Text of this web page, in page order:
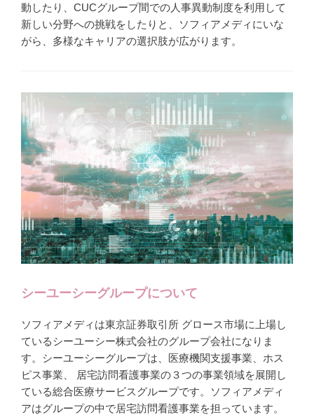
動したり、CUCグループ間での人事異動制度を利用して
新しい分野への挑戦をしたりと、ソフィアメディにいな
がら、多様なキャリアの選択肢が広がります。
シーユーシーグループについて
ソフィアメディは東京証券取引所 グロース市場に上場し
ているシーユーシー株式会社のグループ会社になりま
す。シーユーシーグループは、医療機関支援事業、ホス
ピス事業、 居宅訪問看護事業の３つの事業領域を展開し
ている総合医療サービスグループです。ソフィアメディ
アはグループの中で居宅訪問看護事業を担っています。